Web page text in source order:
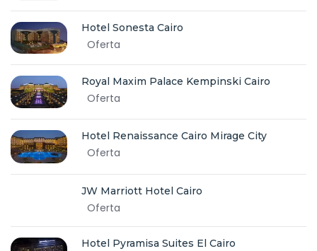
Hotel Sonesta Cairo
Oferta
Royal Maxim Palace Kempinski Cairo
Oferta
Hotel Renaissance Cairo Mirage City
Oferta
JW Marriott Hotel Cairo
Oferta
Hotel Pyramisa Suites El Cairo